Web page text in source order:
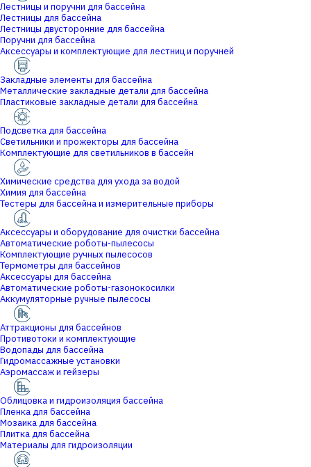
Лестницы и поручни для бассейна
Лестницы для бассейна
Лестницы двусторонние для бассейна
Поручни для бассейна
Аксессуары и комплектующие для лестниц и поручней
Закладные элементы для бассейна
Металлические закладные детали для бассейна
Пластиковые закладные детали для бассейна
Подсветка для бассейна
Светильники и прожекторы для бассейна
Комплектующие для светильников в бассейн
Химические средства для ухода за водой
Химия для бассейна
Тестеры для бассейна и измерительные приборы
Аксессуары и оборудование для очистки бассейна
Автоматические роботы-пылесосы
Комплектующие ручных пылесосов
Термометры для бассейнов
Аксессуары для бассейна
Автоматические роботы-газонокосилки
Аккумуляторные ручные пылесосы
Аттракционы для бассейнов
Противотоки и комплектующие
Водопады для бассейна
Гидромассажные установки
Аэромассаж и гейзеры
Облицовка и гидроизоляция бассейна
Пленка для бассейна
Мозаика для бассейна
Плитка для бассейна
Материалы для гидроизоляции